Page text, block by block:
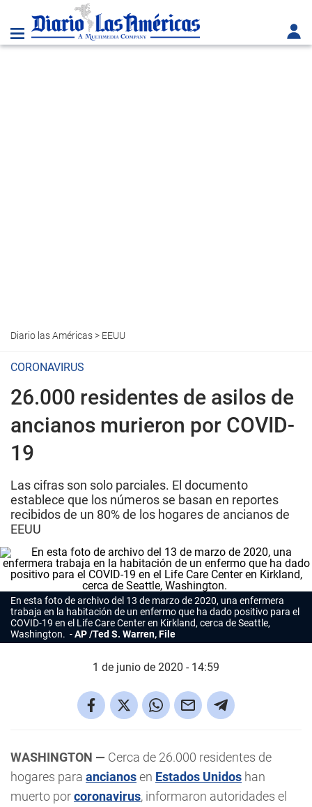
Diario las Américas> EEUU
CORONAVIRUS
26.000 residentes de asilos de
ancianos murieron por COVID-
19
Las cifras son solo parciales. El documento
establece que los números se basan en reportes
recibidos de un 80% de los hogares de ancianos de
EEUU
En esta foto de archivo del 13 de marzo de 2020, una enfermera
trabaja en la habitación de un enfermo que ha dado positivo para el
COVID-19 en el Life Care Center en Kirkland, cerca de Seattle,
Washington.
AP /Ted S. Warren, File
1 de junio de 2020 - 14:59
WASHINGTON — Cerca de 26.000 residentes de
hogares para ancianosen Estados Unidos han
muerto porcoronavirus, informaron autoridades el